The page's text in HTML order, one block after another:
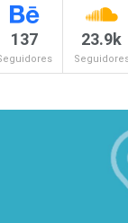
137 23.9k